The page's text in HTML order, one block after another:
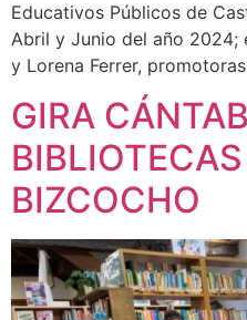
Educativos Públicos de
Abril y Junio del año 2024;
y Lorena Ferrer,
GIRA
BIBLIOTECAS
BIZCOCHO